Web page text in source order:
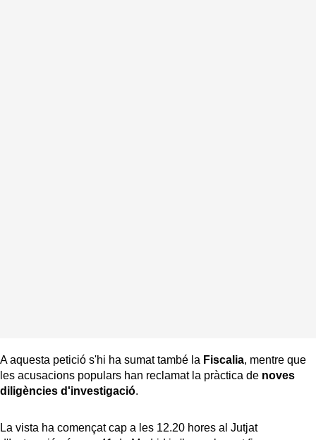
A aquesta petició s'hi ha sumat també la Fiscalia, mentre que
les acusacions populars han reclamat la pràctica de noves
diligències d'investigació.
La vista ha començat cap a les 12.20 hores al Jutjat